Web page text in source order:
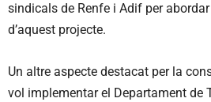
sindicals de Renfe i Adif per
d’aquest projecte.
Un altre aspecte destacat per la
vol implementar el Departament de